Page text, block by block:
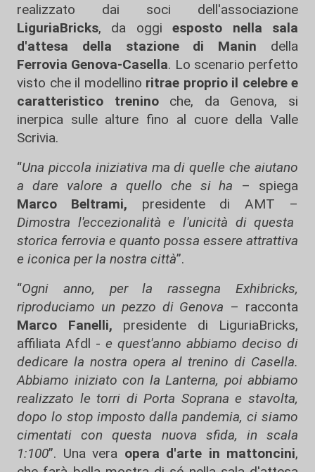
realizzato dai soci dell'associazione
LiguriaBricks, da oggiesposto nella sala
d'attesa della stazione di Manin della
Ferrovia Genova-Casella. Lo scenario perfetto
visto che il modellino ritrae proprio il celebre e
caratteristico treninoche, da Genova, si
inerpica sulle alture fino al cuore della Valle
Scrivia.
“Una piccola iniziativa ma di quelle che aiutano
a dare valore a quello che si ha – spiega
Marco Beltrami, presidente di AMT –
Dimostra l'eccezionalità e l'unicità di questa
storica ferrovia e quanto possa essere attrattiva
e iconica per la nostra città”.
“Ogni anno, per la rassegna Exhibricks,
riproduciamo un pezzo di Genova – racconta
Marco Fanelli, presidente di LiguriaBricks,
affiliata Afdl - e quest'anno abbiamo deciso di
dedicare la nostra opera al trenino di Casella.
Abbiamo iniziato con la Lanterna, poi abbiamo
realizzato le torri di Porta Soprana e stavolta,
dopo lo stop imposto dalla pandemia, ci siamo
cimentati con questa nuova sfida, in scala
1:100”. Una vera opera d'arte in mattoncini,